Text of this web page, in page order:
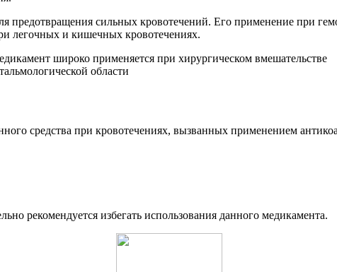
предотвращения сильных кровотечений. Его применение при
легочных и кишечных кровотечениях.
средства при кровотечениях, вызванных применением
рекомендуется избегать использования данного медикамента.